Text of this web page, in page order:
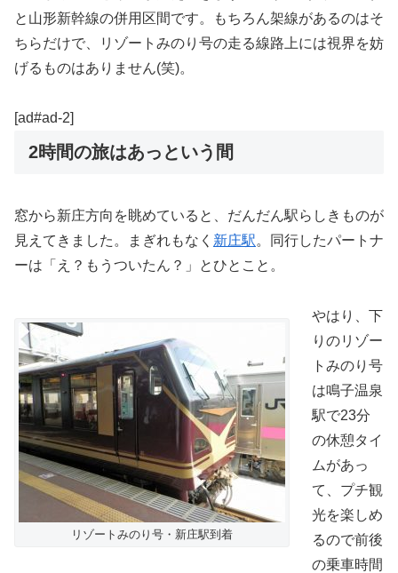
と山形新幹線の併用区間です。もちろん架線があるのはそ
ちらだけで、リゾートみのり号の走る線路上には視界を妨
げるものはありません(笑)。
[ad#ad-2]
2時間の旅はあっという間
窓から新庄方向を眺めていると、だんだん駅らしきものが
見えてきました。まぎれもなく 新庄駅。同行したパートナ
ーは「え？もうついたん？」とひとこと。
リゾートみのり号・新庄駅到着
やはり、下
りのリゾー
トみのり号
は鳴子温泉
駅で23分
の休憩タイ
ムがあっ
て、プチ観
光を楽しめ
るので前後
の乗車時間